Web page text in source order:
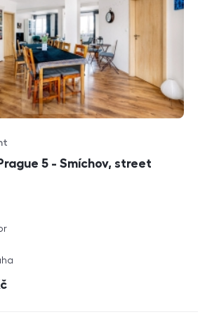
5 - Smíchov, street